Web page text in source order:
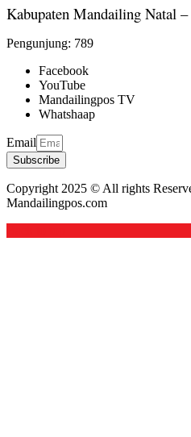
Kabupaten Mandailing Natal
Pengunjung: 789
Facebook
YouTube
Mandailingpos TV
Whatshaap
Email
Subscribe
Copyright 2025 © All rights
Mandailingpos.com